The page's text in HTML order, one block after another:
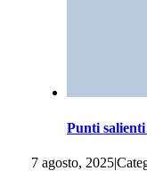
Punti
7 agosto, 2025|